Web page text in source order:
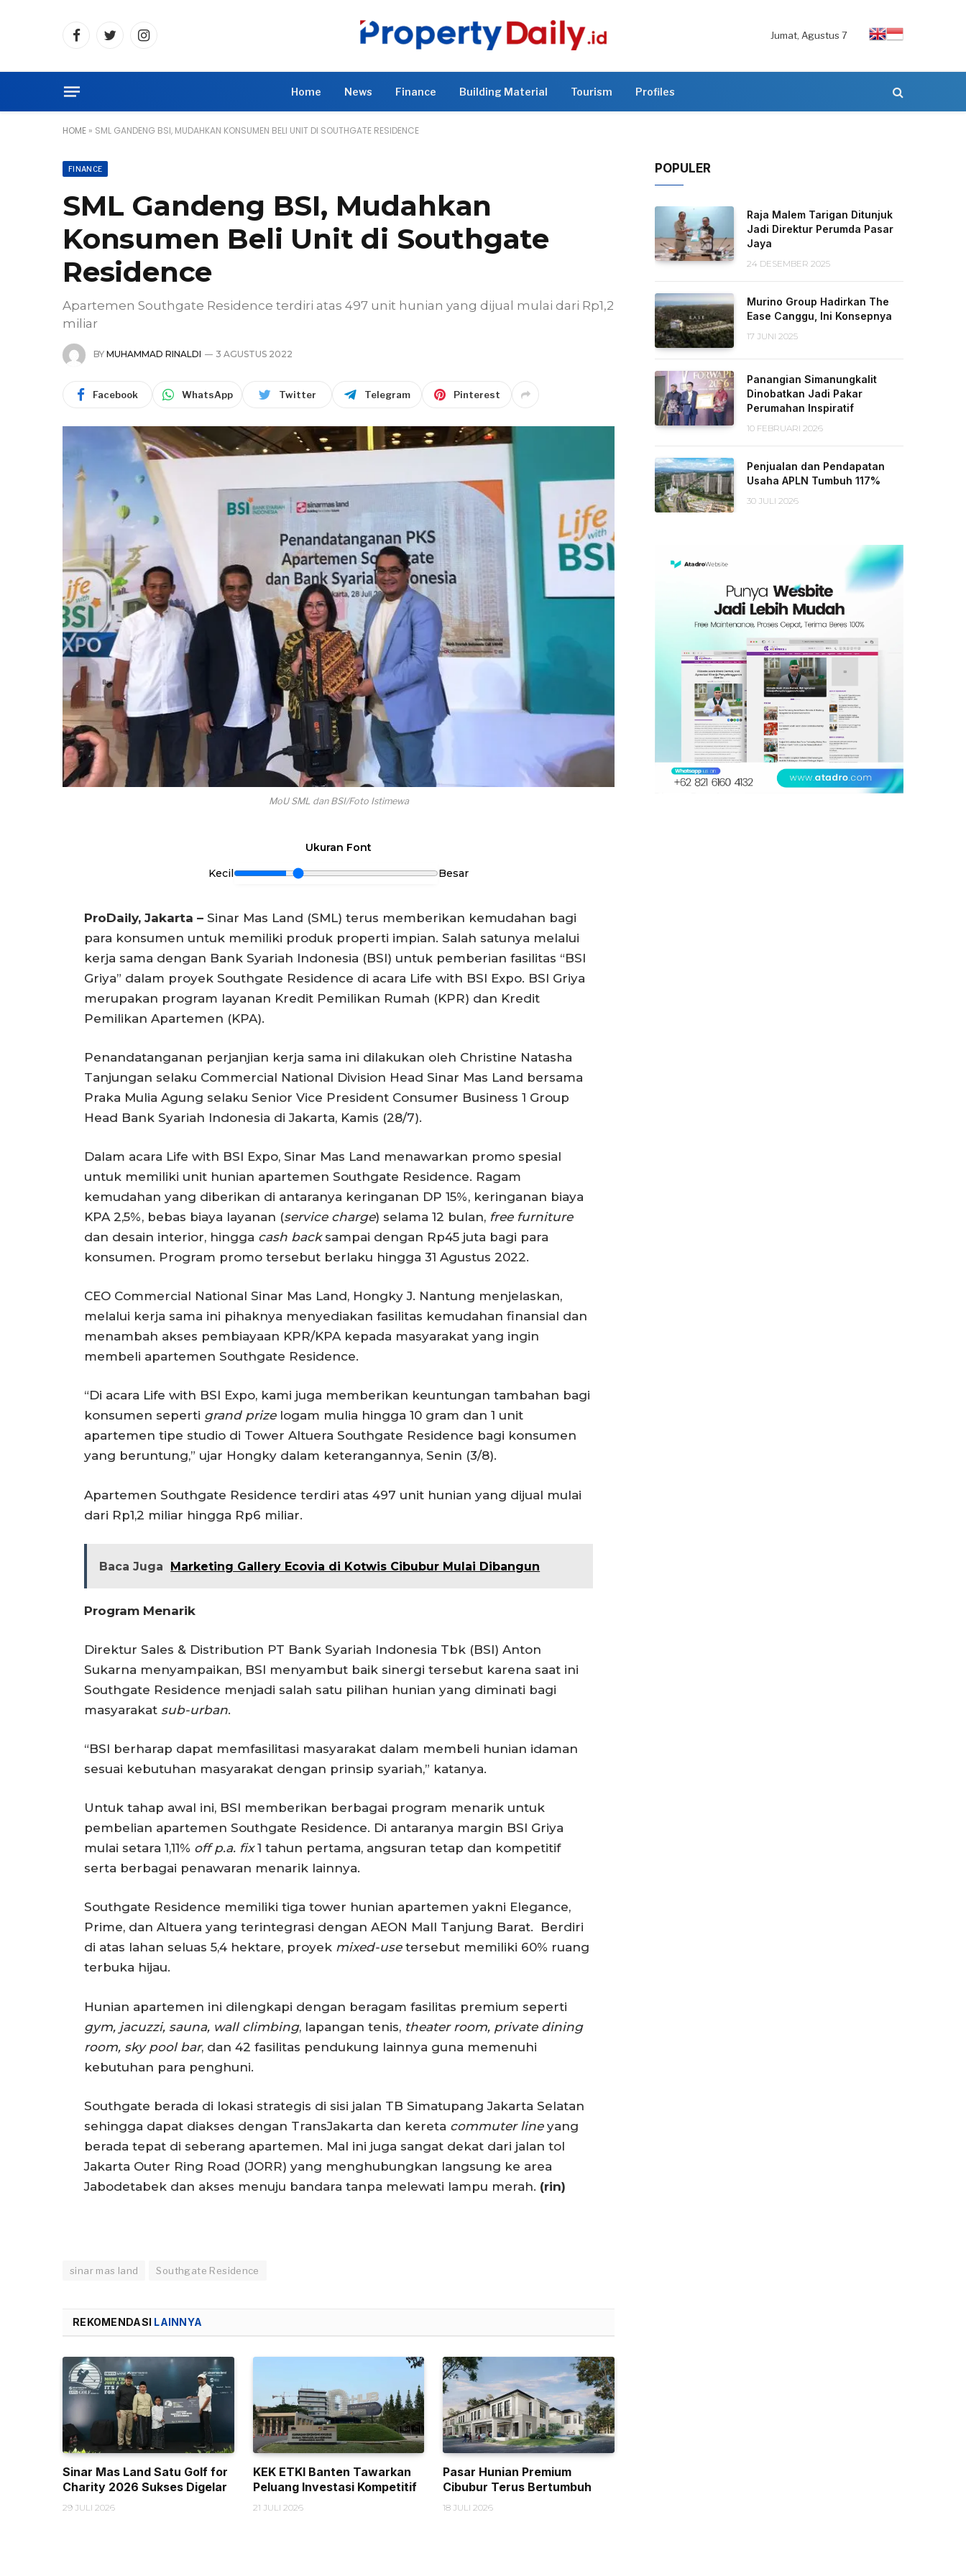
FacebookTwitterInstagram
Jumat, Agustus 7
Home News Finance Building Material Tourism Profiles
HOME » SML GANDENG BSI, MUDAHKAN KONSUMEN BELI UNIT DI SOUTHGATE RESIDENCE
FINANCE
SML Gandeng BSI, Mudahkan
Konsumen Beli Unit di Southgate
Residence
Apartemen Southgate Residence terdiri atas 497 unit hunian yang dijual mulai dari Rp1,2
miliar
BY MUHAMMAD RINALDI 3 AGUSTUS 2022
Facebook WhatsApp Twitter Telegram Pinterest
MoU SML dan BSI/Foto Istimewa
Ukuran Font
Kecil
Besar
ProDaily, Jakarta – Sinar Mas Land (SML) terus memberikan kemudahan bagi
para konsumen untuk memiliki produk properti impian. Salah satunya melalui
kerja sama dengan Bank Syariah Indonesia (BSI) untuk pemberian fasilitas “BSI
Griya” dalam proyek Southgate Residence di acara Life with BSI Expo. BSI Griya
merupakan program layanan Kredit Pemilikan Rumah (KPR) dan Kredit
Pemilikan Apartemen (KPA).
Penandatanganan perjanjian kerja sama ini dilakukan oleh Christine Natasha
Tanjungan selaku Commercial National Division Head Sinar Mas Land bersama
Praka Mulia Agung selaku Senior Vice President Consumer Business 1 Group
Head Bank Syariah Indonesia di Jakarta, Kamis (28/7).
Dalam acara Life with BSI Expo, Sinar Mas Land menawarkan promo spesial
untuk memiliki unit hunian apartemen Southgate Residence. Ragam
kemudahan yang diberikan di antaranya keringanan DP 15%, keringanan biaya
KPA 2,5%, bebas biaya layanan (service charge) selama 12 bulan, free furniture
dan desain interior, hingga cash backsampai dengan Rp45 juta bagi para
konsumen. Program promo tersebut berlaku hingga 31 Agustus 2022.
CEO Commercial National Sinar Mas Land, Hongky J. Nantung menjelaskan,
melalui kerja sama ini pihaknya menyediakan fasilitas kemudahan finansial dan
menambah akses pembiayaan KPR/KPA kepada masyarakat yang ingin
membeli apartemen Southgate Residence.
“Di acara Life with BSI Expo, kami juga memberikan keuntungan tambahan bagi
konsumen seperti grand prizelogam mulia hingga 10 gram dan 1 unit
apartemen tipe studio di Tower Altuera Southgate Residence bagi konsumen
yang beruntung,” ujar Hongky dalam keterangannya, Senin (3/8).
Apartemen Southgate Residence terdiri atas 497 unit hunian yang dijual mulai
dari Rp1,2 miliar hingga Rp6 miliar.
Baca Juga Marketing Gallery Ecovia di Kotwis Cibubur Mulai Dibangun
Program Menarik
Direktur Sales & Distribution PT Bank Syariah Indonesia Tbk (BSI) Anton
Sukarna menyampaikan, BSI menyambut baik sinergi tersebut karena saat ini
Southgate Residence menjadi salah satu pilihan hunian yang diminati bagi
masyarakat sub-urban.
“BSI berharap dapat memfasilitasi masyarakat dalam membeli hunian idaman
sesuai kebutuhan masyarakat dengan prinsip syariah,” katanya.
Untuk tahap awal ini, BSI memberikan berbagai program menarik untuk
pembelian apartemen Southgate Residence. Di antaranya margin BSI Griya
mulai setara 1,11% off p.a. fix1 tahun pertama, angsuran tetap dan kompetitif
serta berbagai penawaran menarik lainnya.
Southgate Residence memiliki tiga tower hunian apartemen yakni Elegance,
Prime, dan Altuera yang terintegrasi dengan AEON Mall Tanjung Barat. Berdiri
di atas lahan seluas 5,4 hektare, proyek mixed-usetersebut memiliki 60% ruang
terbuka hijau.
Hunian apartemen ini dilengkapi dengan beragam fasilitas premium seperti
gym, jacuzzi, sauna, wall climbing, lapangan tenis, theater room, private dining
room, sky pool bar, dan 42 fasilitas pendukung lainnya guna memenuhi
kebutuhan para penghuni.
Southgate berada di lokasi strategis di sisi jalan TB Simatupang Jakarta Selatan
sehingga dapat diakses dengan TransJakarta dan kereta commuter lineyang
berada tepat di seberang apartemen. Mal ini juga sangat dekat dari jalan tol
Jakarta Outer Ring Road (JORR) yang menghubungkan langsung ke area
Jabodetabek dan akses menuju bandara tanpa melewati lampu merah. (rin)
sinar mas land Southgate Residence
REKOMENDASI LAINNYA
Sinar Mas Land Satu Golf for
Charity 2026 Sukses Digelar
29 JULI 2026
KEK ETKI Banten Tawarkan
Peluang Investasi Kompetitif
21 JULI 2026
Pasar Hunian Premium
Cibubur Terus Bertumbuh
18 JULI 2026
POPULER
Raja Malem Tarigan Ditunjuk
Jadi Direktur Perumda Pasar
Jaya
24 DESEMBER 2025
Murino Group Hadirkan The
Ease Canggu, Ini Konsepnya
17 JUNI 2025
Panangian Simanungkalit
Dinobatkan Jadi Pakar
Perumahan Inspiratif
10 FEBRUARI 2026
Penjualan dan Pendapatan
Usaha APLN Tumbuh 117%
30 JULI 2026